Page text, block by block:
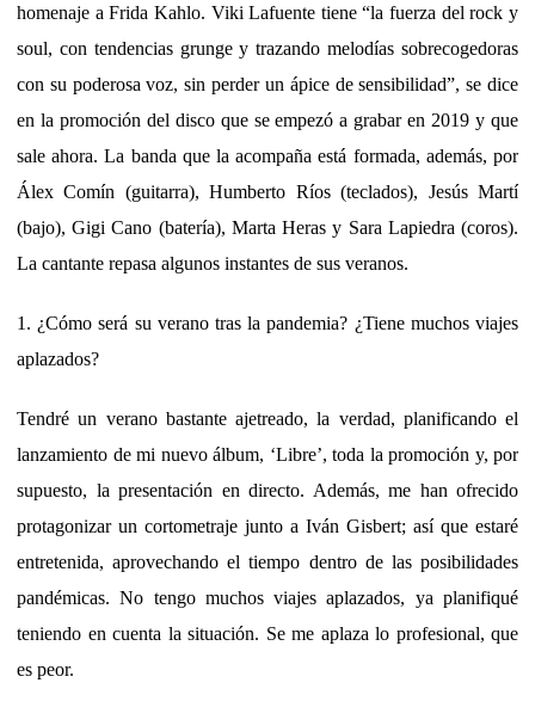
homenaje a Frida Kahlo. Viki Lafuente tiene “la fuerza del rock y
soul, con tendencias grunge y trazando melodías sobrecogedoras
con su poderosa voz, sin perder un ápice de sensibilidad”, se dice
en la promoción del disco que se empezó a grabar en 2019 y que
sale ahora. La banda que la acompaña está formada, además, por
Álex Comín (guitarra), Humberto Ríos (teclados), Jesús Martí
(bajo), Gigi Cano (batería), Marta Heras y Sara Lapiedra (coros).
La cantante repasa algunos instantes de sus veranos.
1. ¿Cómo será su verano tras la pandemia? ¿Tiene muchos viajes
aplazados?
Tendré un verano bastante ajetreado, la verdad, planificando el
lanzamiento de mi nuevo álbum, ‘Libre’, toda la promoción y, por
supuesto, la presentación en directo. Además, me han ofrecido
protagonizar un cortometraje junto a Iván Gisbert; así que estaré
entretenida, aprovechando el tiempo dentro de las posibilidades
pandémicas. No tengo muchos viajes aplazados, ya planifiqué
teniendo en cuenta la situación. Se me aplaza lo profesional, que
es peor.